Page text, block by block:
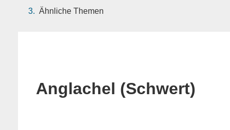
Ähnliche Themen
Anglachel (Schwert)